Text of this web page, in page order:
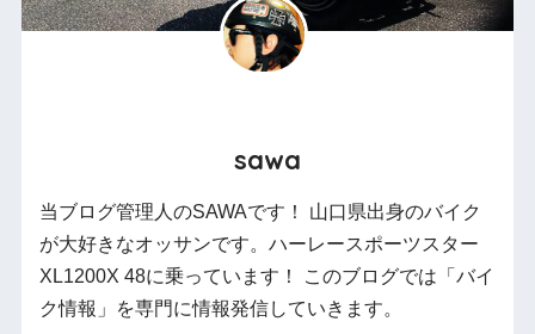
sawa
当ブログ管理人のSAWAです！ 山口県出身のバイク
が大好きなオッサンです。ハーレースポーツスター
XL1200X 48に乗っています！ このブログでは「バイ
ク情報」を専門に情報発信していきます。